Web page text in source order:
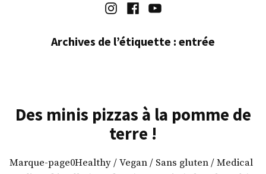
Instagram
FacebookYoutube
Archives de l’étiquette : entrée
Des minis pizzas à la pomme de
terre !
Marque-page0Healthy / Vegan / Sans gluten / Medical